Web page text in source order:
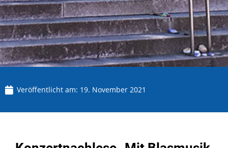
Veröffentlicht am: 19. November 2021